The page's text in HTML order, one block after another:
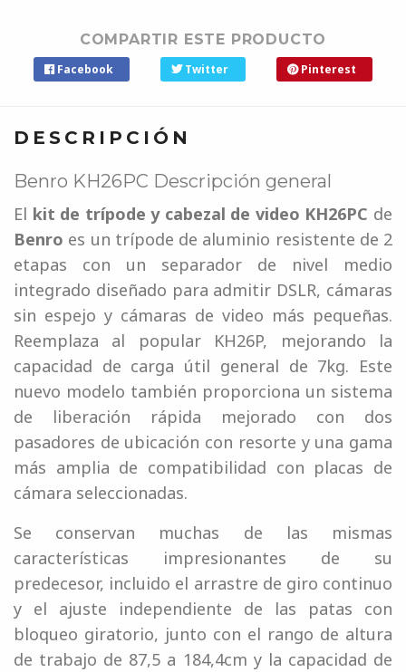
COMPARTIR ESTE PRODUCTO
Facebook Twitter Pinterest
DESCRIPCIÓN
Benro KH26PC Descripción general
El kit de trípode y cabezal de video KH26PC de
Benro es un trípode de aluminio resistente de 2
etapas con un separador de nivel medio
integrado diseñado para admitir DSLR, cámaras
sin espejo y cámaras de video más pequeñas.
Reemplaza al popular KH26P, mejorando la
capacidad de carga útil general de 7kg. Este
nuevo modelo también proporciona un sistema
de liberación rápida mejorado con dos
pasadores de ubicación con resorte y una gama
más amplia de compatibilidad con placas de
cámara seleccionadas.
Se conservan muchas de las mismas
características impresionantes de su
predecesor, incluido el arrastre de giro continuo
y el ajuste independiente de las patas con
bloqueo giratorio, junto con el rango de altura
de trabajo de 87,5 a 184,4cm y la capacidad de